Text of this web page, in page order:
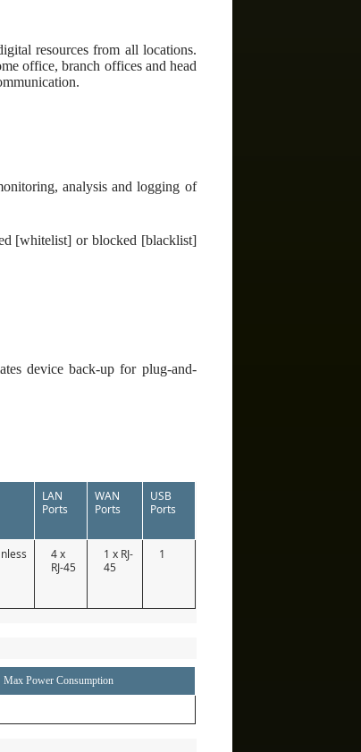
resources from all locations.
office, branch offices and head
analysis and logging of
[whitelist] or blocked [blacklist]
device back-up for plug-and-
LAN
Ports
WAN
Ports
USB
Ports
4 x
RJ-45
1 x RJ-
45
1
Max Power Consumption